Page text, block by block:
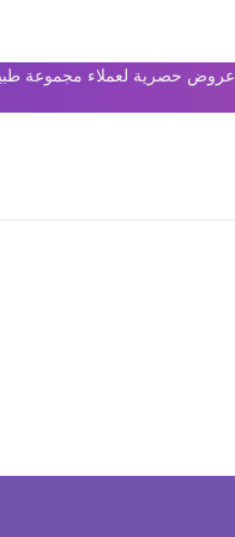
عروض حصرية لعملاء مجموعة